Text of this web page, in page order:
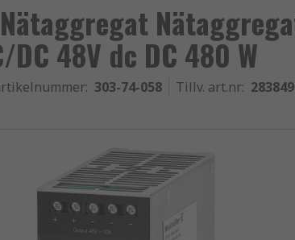
48V dc DC 480 W
: 303-74-058 Tillv. art.nr: